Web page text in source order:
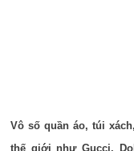
Vô số quần áo, túi
thế giới như Gucci,